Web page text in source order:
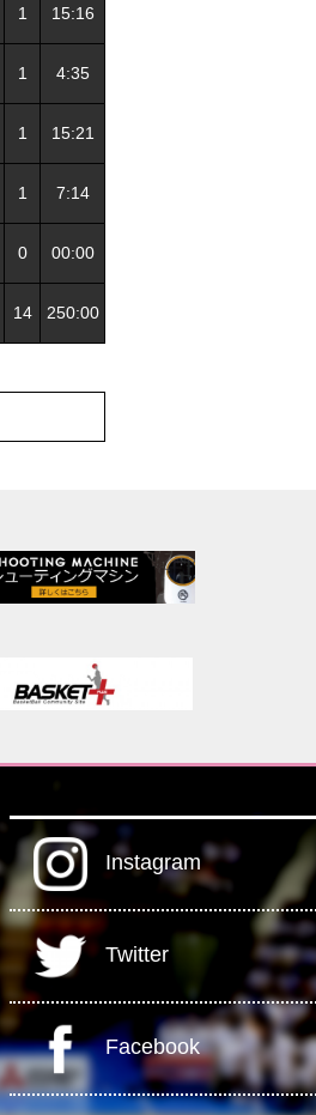
1 15:16
1 4:35
1 15:21
1 7:14
0 00:00
14 250:00
Instagram
Twitter
Facebook